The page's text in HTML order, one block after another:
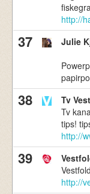
http://
37 Julie
38 Tv
Tv
tips!
http://
39
http://